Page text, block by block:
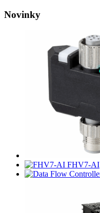
Novinky
FHV7-AI